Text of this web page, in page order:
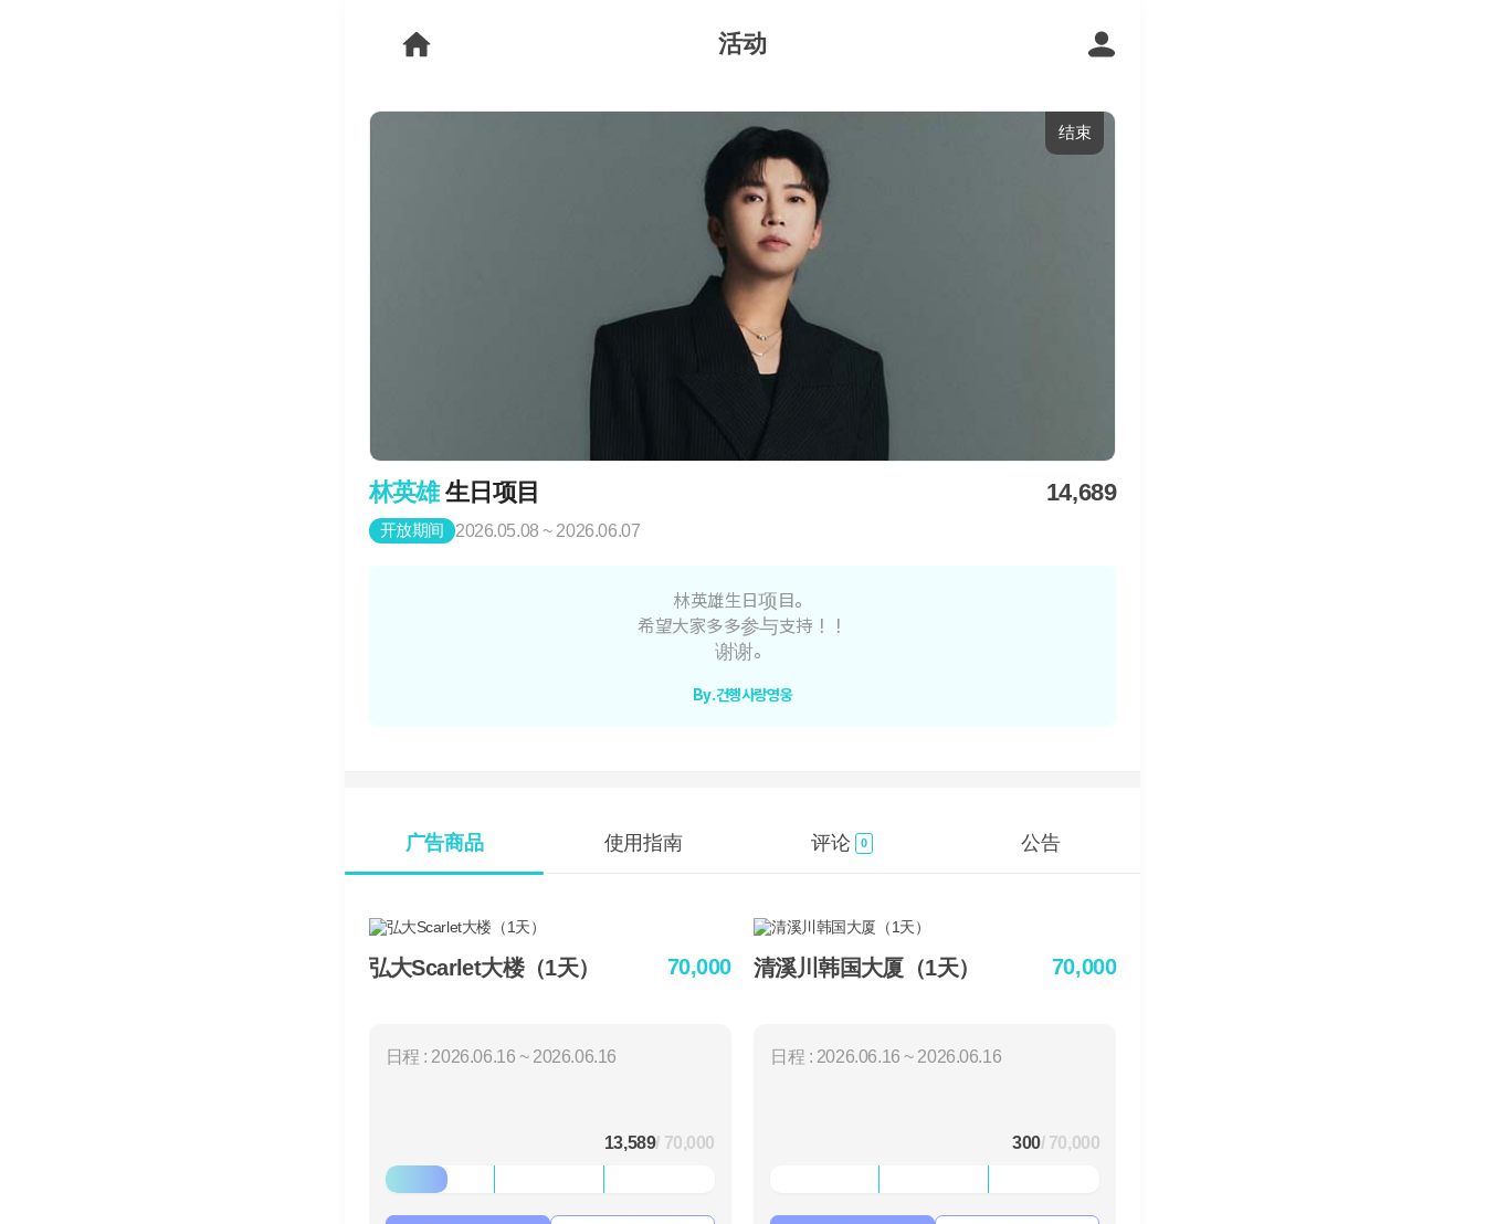
活动
结束
林英雄生日项目 14,689
开放期间 2026.05.08 ~ 2026.06.07
林英雄生日项目。
希望大家多多参与支持！！
谢谢。
By.건행사랑영웅
广告商品 使用指南 评论 0 公告
弘大Scarlet大楼（1天） 70,000
日程 : 2026.06.16 ~ 2026.06.16
13,589/ 70,000
清溪川韩国大厦（1天） 70,000
日程 : 2026.06.16 ~ 2026.06.16
300/ 70,000